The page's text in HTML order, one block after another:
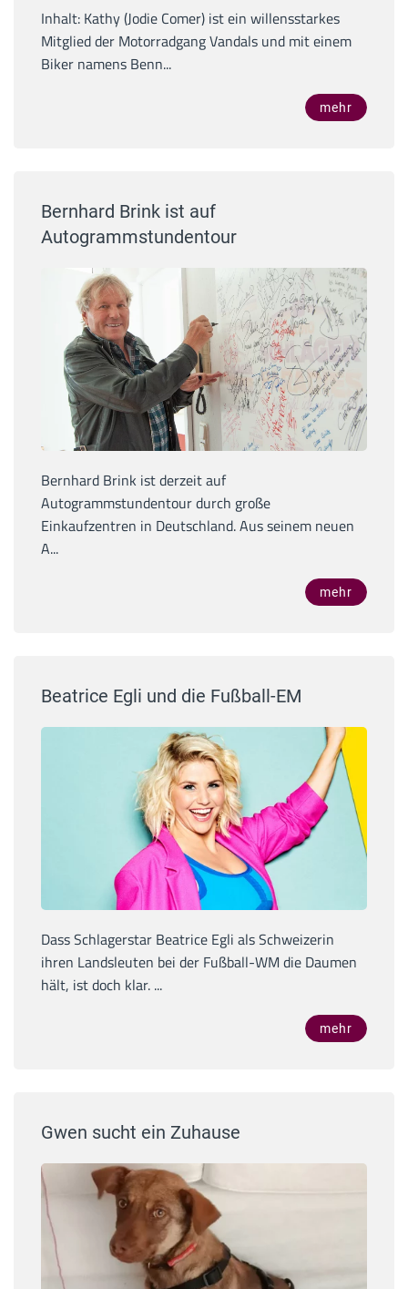
Inhalt: Kathy (Jodie Comer) ist ein willensstarkes
Mitglied der Motorradgang Vandals und mit einem
Biker namens Benn...
mehr
Bernhard Brink ist auf
Autogrammstundentour
Bernhard Brink ist derzeit auf
Autogrammstundentour durch große
Einkaufzentren in Deutschland. Aus seinem neuen
A...
mehr
Beatrice Egli und die Fußball-EM
Dass Schlagerstar Beatrice Egli als Schweizerin
ihren Landsleuten bei der Fußball-WM die Daumen
hält, ist doch klar. ...
mehr
Gwen sucht ein Zuhause